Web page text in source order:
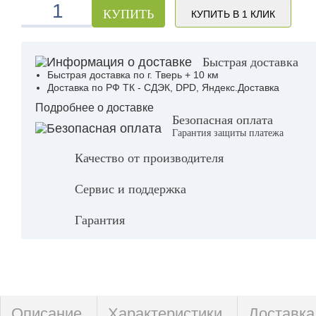
КУПИТЬ КУПИТЬ В 1 КЛИК
Быстрая доставка
Быстрая доставка по г. Тверь + 10 км
Доставка по РФ ТК - СДЭК, DPD, Яндекс.Доставка
Подробнее о доставке
Безопасная оплата
Гарантия защиты платежа
Качество от производителя
Сервис и поддержка
Гарантия